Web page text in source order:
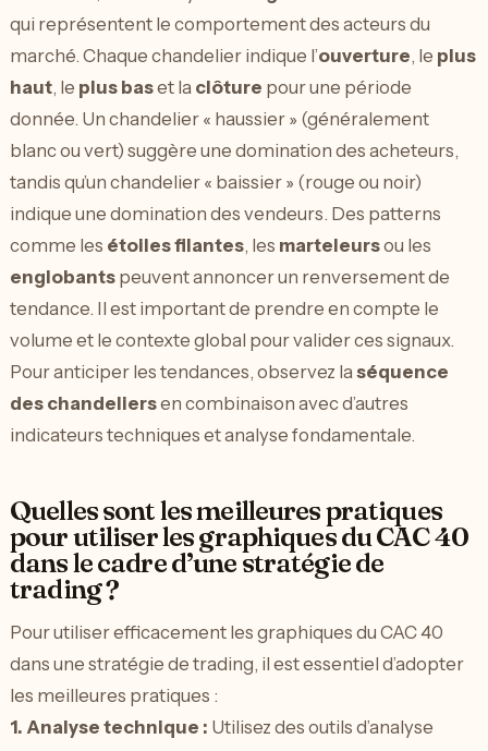
qui représentent le comportement des acteurs du
marché. Chaque chandelier indique l’ouverture, le plus
haut, le plus baset la clôture pour une période
donnée. Un chandelier « haussier » (généralement
blanc ou vert) suggère une domination des acheteurs,
tandis qu’un chandelier « baissier » (rouge ou noir)
indique une domination des vendeurs. Des patterns
comme les étoiles filantes, les marteleursou les
englobants peuvent annoncer un renversement de
tendance. Il est important de prendre en compte le
volume et le contexte global pour valider ces signaux.
Pour anticiper les tendances, observez laséquence
des chandeliersen combinaison avec d’autres
indicateurs techniques et analyse fondamentale.
Quelles sont les meilleures pratiques
pour utiliser les graphiques du CAC 40
dans le cadre d’une stratégie de
trading ?
Pour utiliser efficacement les graphiques du CAC 40
dans une stratégie de trading, il est essentiel d’adopter
les meilleures pratiques :
1. Analyse technique : Utilisez des outils d’analyse